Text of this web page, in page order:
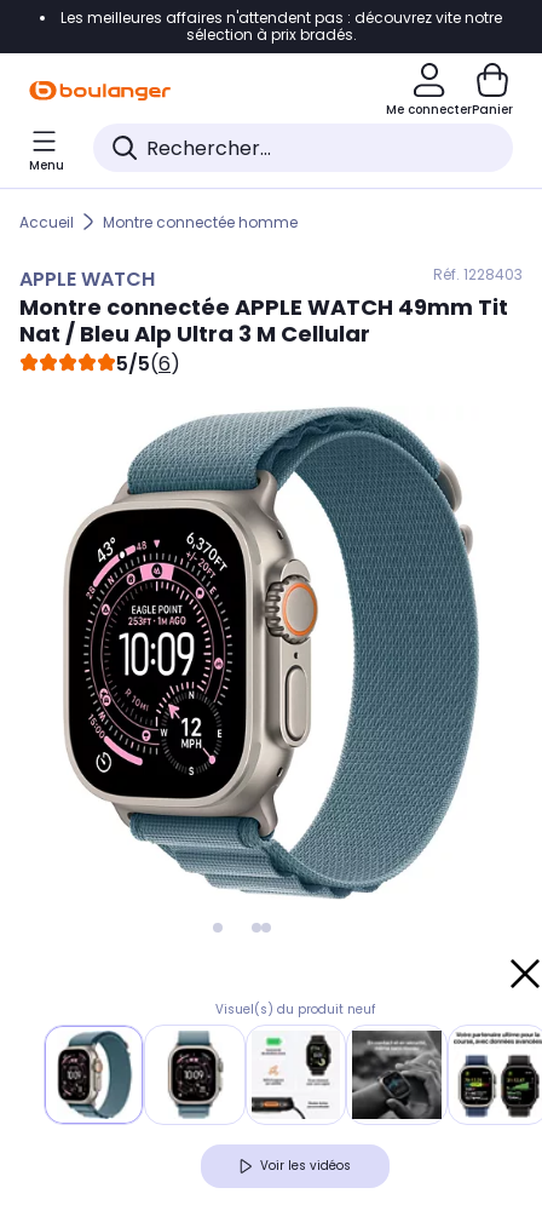
Accéder directement à la navigation
Accéder directement au pied de page
Accéder directement au chatbot
Les meilleures affaires n'attendent pas : découvrez vite notre
sélection à prix bradés.
Me connecterPanier
Menu
Accueil Montre connectée homme
APPLE WATCH Réf. 1228403
Montre connectée APPLE WATCH 49mm Tit
Nat / Bleu Alp Ultra 3 M Cellular
5/5(6)
Visuel(s) du produit neuf
Voir les vidéos